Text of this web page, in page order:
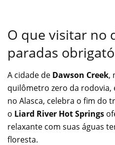
O que visitar no
paradas
A cidade de Dawson Creek,
quilômetro zero da rodovia,
no Alasca, celebra o fim do
o Liard River Hot Springs
relaxante com suas águas
floresta.